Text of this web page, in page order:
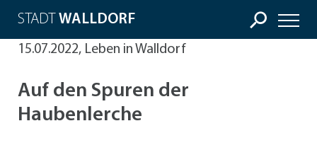
STADT WALLDORF
15.07.2022, Leben in Walldorf
Auf den Spuren der
Haubenlerche